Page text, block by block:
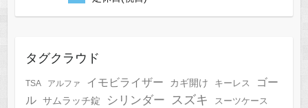
タグクラウド
TSA アルファ イモビライザー カギ開け キーレス
ゴー
ル サムラッチ錠 シリンダー スズキ
スーツケース